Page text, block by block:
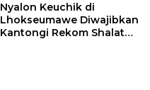
Nyalon Keuchik di
Lhokseumawe Diwajibkan
Kantongi Rekom Shalat